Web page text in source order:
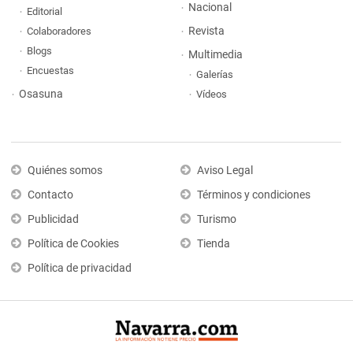
Editorial
Colaboradores
Blogs
Encuestas
Osasuna
Nacional
Revista
Multimedia
Galerías
Vídeos
Quiénes somos
Contacto
Publicidad
Política de Cookies
Política de privacidad
Aviso Legal
Términos y condiciones
Turismo
Tienda